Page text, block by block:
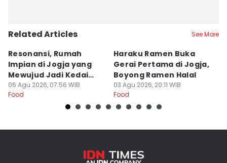
Related Articles See More
Resonansi, Rumah
Impian di Jogja yang
Mewujud Jadi Kedai
Ramen dan Burger
06 Agu 2026, 07:56 WIB
Food
Haraku Ramen Buka
Gerai Pertama di Jogja,
Boyong Ramen Halal
03 Agu 2026, 20:11 WIB
Food